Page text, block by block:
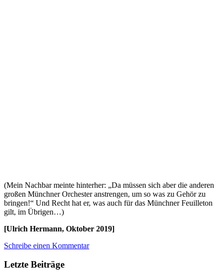
(Mein Nachbar meinte hinterher: „Da müssen sich aber die anderen
großen Münchner Orchester anstrengen, um so was zu Gehör zu
bringen!“ Und Recht hat er, was auch für das Münchner Feuilleton
gilt, im Übrigen…)
[Ulrich Hermann, Oktober 2019]
Schreibe einen Kommentar
Letzte Beiträge